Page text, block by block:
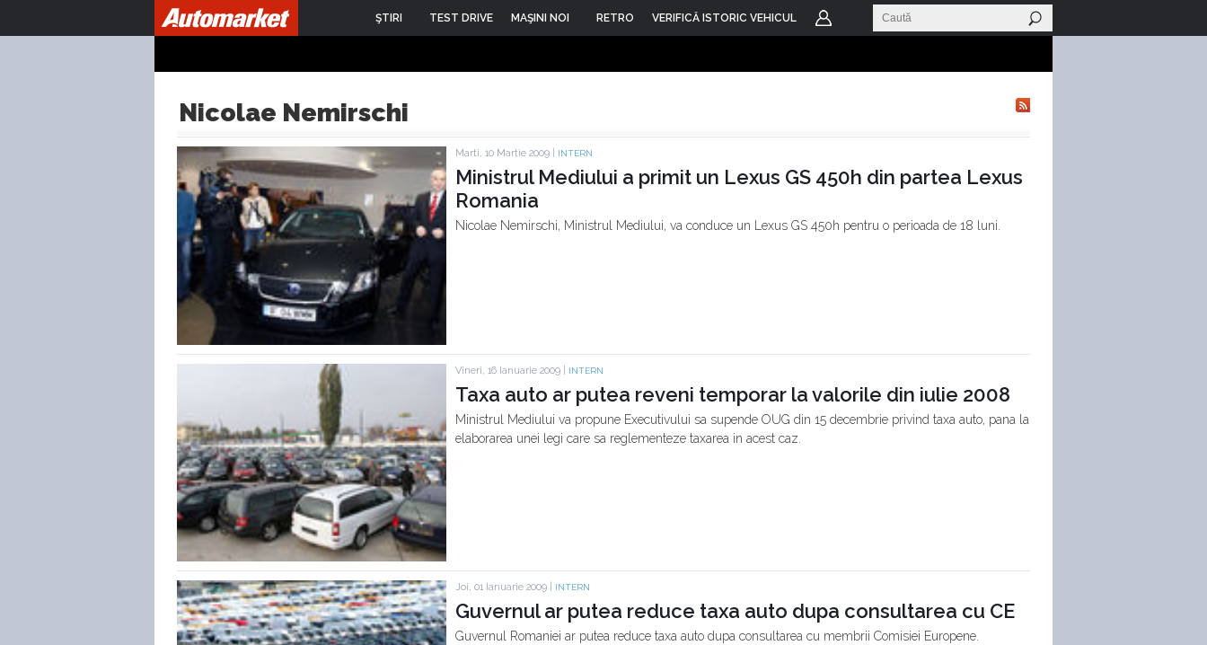
ŞTIRI TEST DRIVE MAŞINI NOI RETRO VERIFICĂ ISTORIC VEHICUL
Nicolae Nemirschi
Marti, 10 Martie 2009 | INTERN
Ministrul Mediului a primit un Lexus GS 450h din partea Lexus
Romania
Nicolae Nemirschi, Ministrul Mediului, va conduce un Lexus GS 450h pentru o perioada de 18 luni.
Vineri, 16 Ianuarie 2009 | INTERN
Taxa auto ar putea reveni temporar la valorile din iulie 2008
Ministrul Mediului va propune Executivului sa supende OUG din 15 decembrie privind taxa auto, pana la
elaborarea unei legi care sa reglementeze taxarea in acest caz.
Joi, 01 Ianuarie 2009 | INTERN
Guvernul ar putea reduce taxa auto dupa consultarea cu CE
Guvernul Romaniei ar putea reduce taxa auto dupa consultarea cu membrii Comisiei Europene.